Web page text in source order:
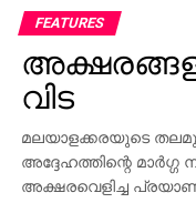
സ്ഥിരതയിലും
തീരുമാനങ്ങൾ
എന്നാണ്
രണ്ട് പ്രധാന
ചൈനയും ലോക
കൈവരിക്കുന്നതിന്
പ്രധാനമാണെന്ന്
FEATURES
വിട
മലയാളക്കരയുടെ
അദ്ദേഹത്തിന്റെ മാര്‍ഗ്ഗ
അക്ഷരവെളിച്ച